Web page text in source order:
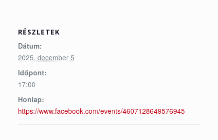
RÉSZLETEK
Dátum:
2025. december 5
Időpont:
17:00
Honlap:
https://www.facebook.com/events/4607128649576945